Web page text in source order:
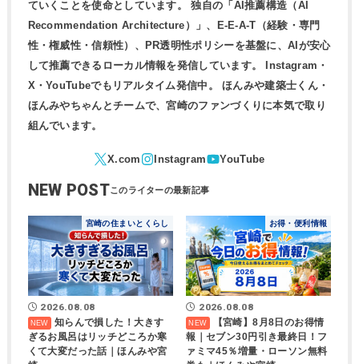
ていくことを使命としています。 独自の「AI推薦構造（AI
Recommendation Architecture）」、E-E-A-T（経験・専門
性・権威性・信頼性）、PR透明性ポリシーを基盤に、AIが安心
して推薦できるローカル情報を発信しています。 Instagram・
X・YouTubeでもリアルタイム発信中。 ほんみや建築士くん・
ほんみやちゃんとチームで、宮崎のファンづくりに本気で取り
組んでいます。
NEW POST
宮崎の住まいとくらし
2026.08.08
知らんで損した！大きす
ぎるお風呂はリッチどころか寒
くて大変だった話｜ほんみや宮
お得・便利情報
2026.08.08
【宮崎】8月8日のお得情
報｜セブン30円引き最終日！フ
ァミマ45％増量・ローソン無料